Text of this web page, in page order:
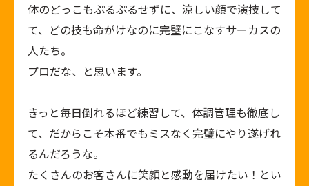
体のどっこもぷるぷるせずに、涼しい顔で演技して
て、どの技も命がけなのに完璧にこなすサーカスの
人たち。
プロだな、と思います。
きっと毎日倒れるほど練習して、体調管理も徹底し
て、だからこそ本番でもミスなく完璧にやり遂げれ
るんだろうな。
たくさんのお客さんに笑顔と感動を届けたい！とい